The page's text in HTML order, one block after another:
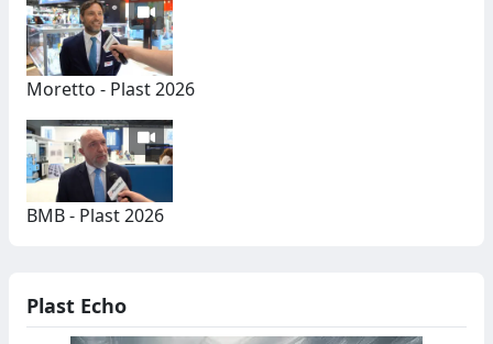
Moretto - Plast 2026
BMB - Plast 2026
Plast Echo